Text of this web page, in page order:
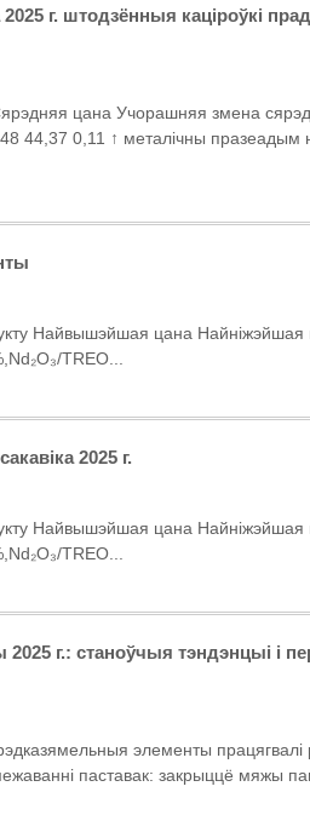
г. штодзённыя каціроўкі
цана Учорашняя змена
44,37 0,11 ↑ металічны празеадым
Найвышэйшая цана
TREO...
2025 г.
Найвышэйшая цана
TREO...
г.: станоўчыя тэндэнцыі і
элементы працягвалі
паставак: закрыццё мяжы